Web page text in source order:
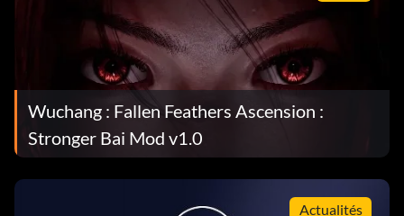
Wuchang : Fallen Feathers Ascension :
Stronger Bai Mod v1.0
Actualités